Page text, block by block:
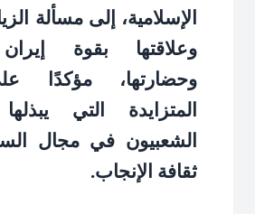
الإسلامية، إلى مسألة
وعلاقتها بقوة إيران
وحضارتها، مؤكدًا
المتزايدة التي
الشعبيون في مجال
ثقافة الإنجاب.